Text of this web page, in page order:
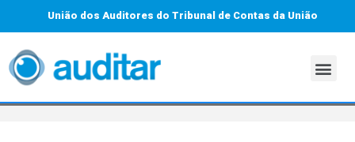
União dos Auditores do Tribunal de Contas da União